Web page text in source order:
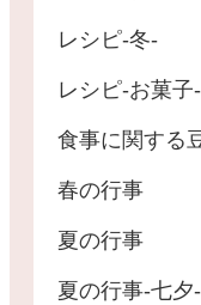
レシピ-冬-
レシピ-お菓子-
食事に関する
春の行事
夏の行事
夏の行事-七夕-